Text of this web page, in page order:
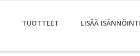
TUOTTEET LISÄÄ ISÄNNÖINTI